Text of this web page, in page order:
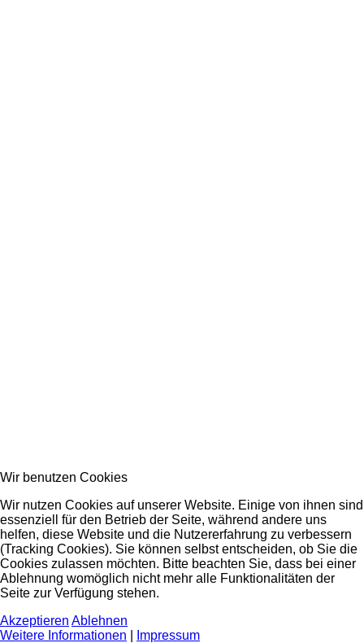
Wir benutzen Cookies
Wir nutzen Cookies auf unserer Website. Einige von ihnen sind
essenziell für den Betrieb der Seite, während andere uns
helfen, diese Website und die Nutzererfahrung zu verbessern
(Tracking Cookies). Sie können selbst entscheiden, ob Sie die
Cookies zulassen möchten. Bitte beachten Sie, dass bei einer
Ablehnung womöglich nicht mehr alle Funktionalitäten der
Seite zur Verfügung stehen.
Akzeptieren Ablehnen
Weitere Informationen
Impressum